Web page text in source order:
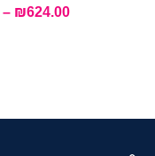
₪624.00
–